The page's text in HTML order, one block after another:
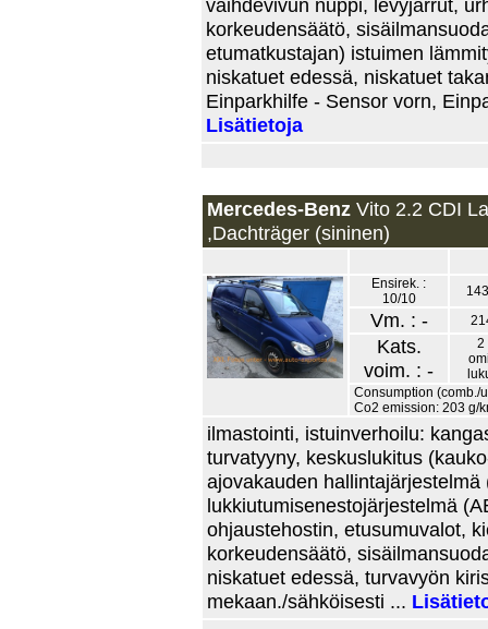
vaihdevivun nuppi, levyjarrut,
korkeudensäätö,
etumatkustajan) istuimen
niskatuet edessä, niskatuet
Einparkhilfe - Sensor vorn,
Lisätietoja
Mercedes-Benz Vito 2.2 CDI
,Dachträger (sininen)
Ensirek. :
10/10
Vm. : -
Kats.
voim. : -
2
Consumption (comb./
Co2 emission: 203 g/
ilmastointi, istuinverhoilu:
turvatyyny, keskuslukitus
ajovakauden
lukkiutumisenestojärjestelmä
ohjaustehostin, etusumuvalot,
korkeudensäätö,
niskatuet edessä, turvavyön
mekaan./sähköisesti ...